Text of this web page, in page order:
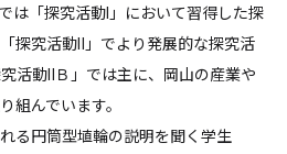
は「探究活動Ⅰ」において習得した探
探究活動Ⅱ」でより発展的な探究活
活動ⅡＢ」では主に、岡山の産業や
組んでいます。
る円筒型埴輪の説明を聞く学生